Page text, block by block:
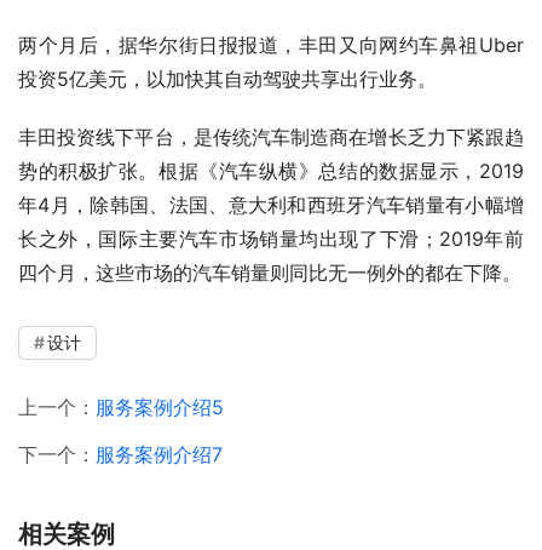
两个月后，据华尔街日报报道，丰田又向网约车鼻祖Uber
投资5亿美元，以加快其自动驾驶共享出行业务。
丰田投资线下平台，是传统汽车制造商在增长乏力下紧跟趋
势的积极扩张。根据《汽车纵横》总结的数据显示，2019
年4月，除韩国、法国、意大利和西班牙汽车销量有小幅增
长之外，国际主要汽车市场销量均出现了下滑；2019年前
四个月，这些市场的汽车销量则同比无一例外的都在下降。
设计
上一个： 服务案例介绍5
下一个： 服务案例介绍7
相关案例